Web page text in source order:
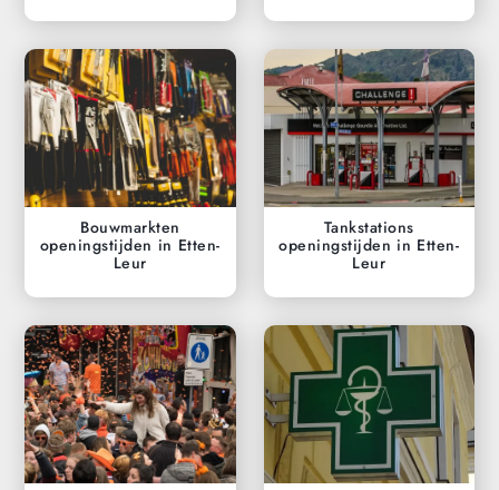
Bouwmarkten
openingstijden in Etten-
Leur
Tankstations
openingstijden in Etten-
Leur